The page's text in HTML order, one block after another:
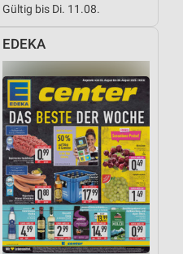
Gültig bis Di. 11.08.
EDEKA